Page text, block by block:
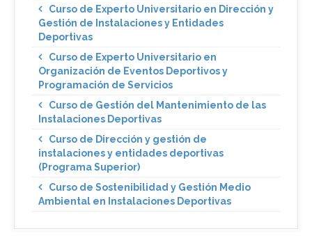
Curso de Experto Universitario en Dirección y
Gestión de Instalaciones y Entidades
Deportivas
Curso de Experto Universitario en
Organización de Eventos Deportivos y
Programación de Servicios
Curso de Gestión del Mantenimiento de las
Instalaciones Deportivas
Curso de Dirección y gestión de
instalaciones y entidades deportivas
(Programa Superior)
Curso de Sostenibilidad y Gestión Medio
Ambiental en Instalaciones Deportivas